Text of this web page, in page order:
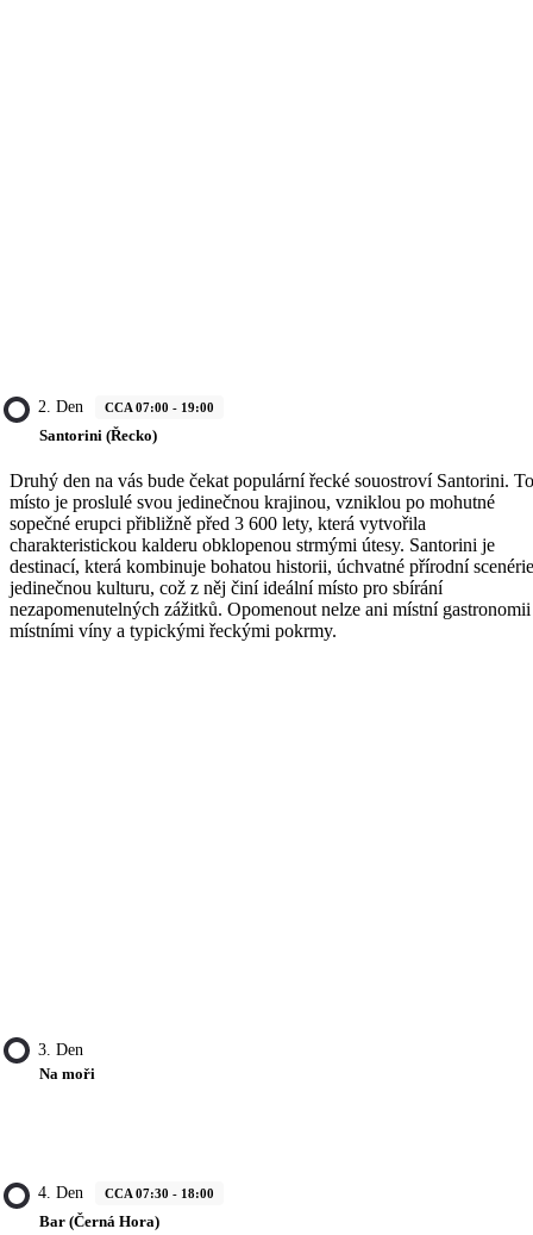
2. Den CCA 07:00 - 19:00
Santorini (Řecko)
Druhý den na vás bude čekat populární řecké souostroví Santorini.
místo je proslulé svou jedinečnou krajinou, vzniklou po mohutné
sopečné erupci přibližně před 3 600 lety, která vytvořila
charakteristickou kalderu obklopenou strmými útesy. Santorini je
destinací, která kombinuje bohatou historii, úchvatné přírodní
jedinečnou kulturu, což z něj činí ideální místo pro sbírání
nezapomenutelných zážitků. Opomenout nelze ani místní gastronomii
místními víny a typickými řeckými pokrmy.
3. Den
Na moři
4. Den CCA 07:30 - 18:00
Bar (Černá Hora)